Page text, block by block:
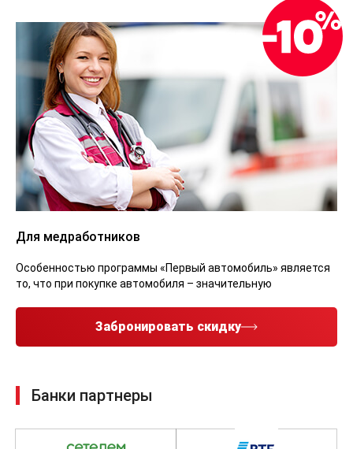
Для медработников
Особенностью программы «Первый автомобиль» является
то, что при покупке автомобиля – значительную
Забронировать скидку
Банки партнеры